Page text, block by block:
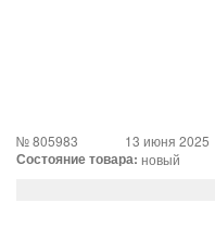
№ 805983 13 июня 2025
Состояние товара: новый